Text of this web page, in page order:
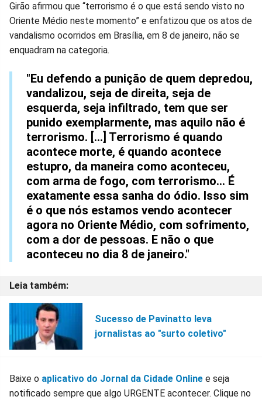
Girão afirmou que “terrorismo é o que está sendo visto no
Oriente Médio neste momento” e enfatizou que os atos de
vandalismo ocorridos em Brasília, em 8 de janeiro, não se
enquadram na categoria.
"Eu defendo a punição de quem depredou,
vandalizou, seja de direita, seja de
esquerda, seja infiltrado, tem que ser
punido exemplarmente, mas aquilo não é
terrorismo. [...] Terrorismo é quando
acontece morte, é quando acontece
estupro, da maneira como aconteceu,
com arma de fogo, com terrorismo... É
exatamente essa sanha do ódio. Isso sim
é o que nós estamos vendo acontecer
agora no Oriente Médio, com sofrimento,
com a dor de pessoas. E não o que
aconteceu no dia 8 de janeiro."
Sucesso de Pavinatto leva
jornalistas ao "surto coletivo"
Baixe o aplicativo do Jornal da Cidade Online e seja
notificado sempre que algo URGENTE acontecer. Clique no